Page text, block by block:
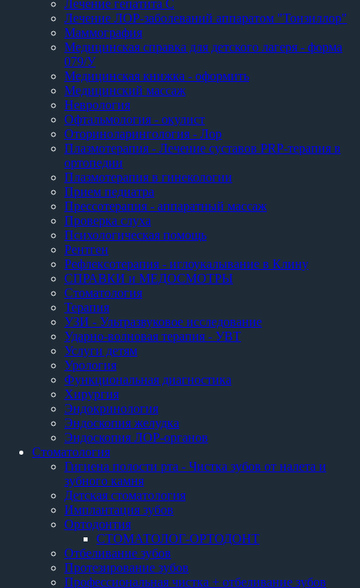
Лечение гепатита С
Лечение ЛОР-заболеваний аппаратом "Тонзиллор"
Маммография
Медицинская справка для детского лагеря - форма
079/У
Медицинская книжка - оформить
Медицинский массаж
Неврология
Офтальмология - окулист
Оториноларингология - Лор
Плазмотерапия - Лечение суставов PRP-терапия в
ортопедии
Плазмотерапия в гинекологии
Прием педиатра
Прессотерапия - аппаратный массаж
Проверка слуха
Психологическая помощь
Рентген
Рефлексотерапия - иглоукалывание в Клину
СПРАВКИ и МЕДОСМОТРЫ
Стоматология
Терапия
УЗИ - Ультразвуковое исследование
Ударно-волновая терапия - УВТ
Услуги детям
Урология
Функциональная диагностика
Хирургия
Эндокринология
Эндоскопия желудка
Эндоскопия ЛОР-органов
Стоматология
Гигиена полости рта - Чистка зубов от налета и
зубного камня
Детская стоматология
Имплантация зубов
Ортодонтия
СТОМАТОЛОГ-ОРТОДОНТ
Отбеливание зубов
Протезирование зубов
Профессиональная чистка + отбеливание зубов